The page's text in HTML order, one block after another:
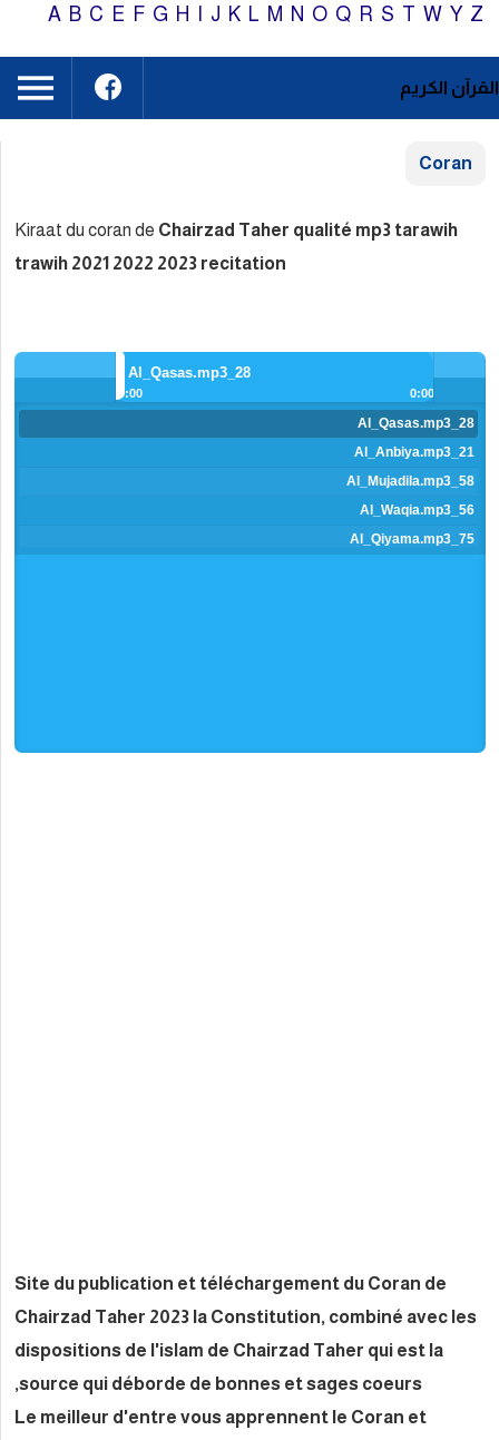
A B C E F G H I J K L
Kiraat du coran deChairzad
trawih 2021 2022 2023
Site du publication et
Chairzad Taher 2023 la
dispositions de l'islam de
source qui déborde de
Le meilleur d'entre vous